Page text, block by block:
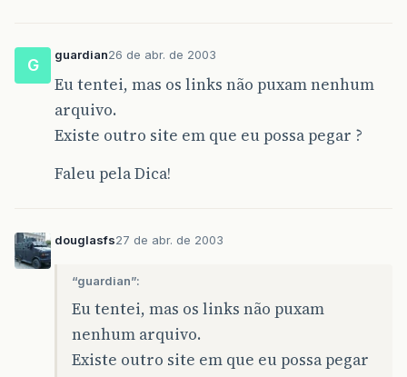
G
guardian26 de abr. de 2003
Eu tentei, mas os links não puxam nenhum
arquivo.
Existe outro site em que eu possa pegar ?
Faleu pela Dica!
douglasfs27 de abr. de 2003
“guardian”:
Eu tentei, mas os links não puxam
nenhum arquivo.
Existe outro site em que eu possa pegar